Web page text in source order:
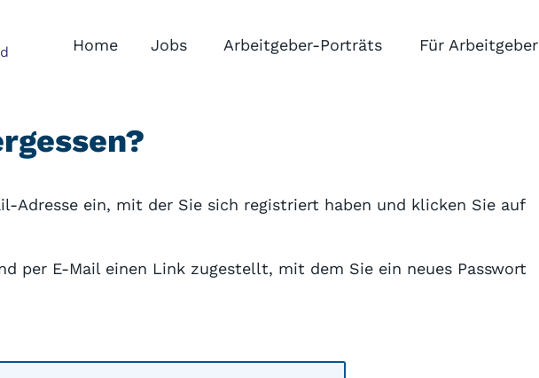
Home Jobs Arbeitgeber-Porträts Für Arbeitgeber
Adresse ein, mit der Sie sich registriert haben und klicken Sie auf
per E-Mail einen Link zugestellt, mit dem Sie ein neues Passwort